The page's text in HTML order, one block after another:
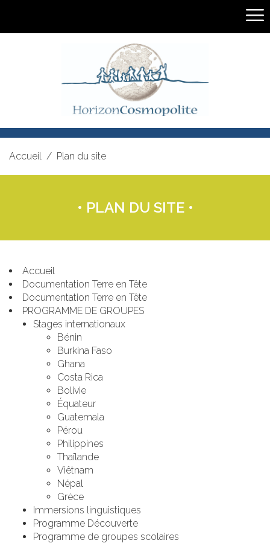
Accueil Plan du site
• PLAN DU SITE •
Accueil
Documentation Terre en Tête
Documentation Terre en Tête
PROGRAMME DE GROUPES
Stages internationaux
Bénin
Burkina Faso
Ghana
Costa Rica
Bolivie
Équateur
Guatemala
Pérou
Philippines
Thaïlande
Viêtnam
Népal
Grèce
Immersions linguistiques
Programme Découverte
Programme de groupes scolaires